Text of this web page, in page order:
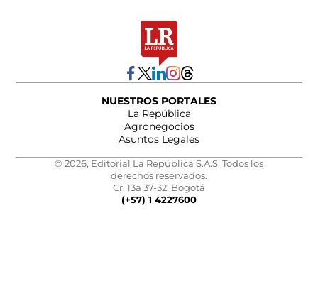
NUESTROS PORTALES
La República
Agronegocios
Asuntos Legales
© 2026, Editorial La República S.A.S. Todos los
derechos reservados.
Cr. 13a 37-32, Bogotá
(+57) 1 4227600